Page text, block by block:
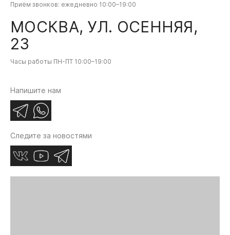
Приём звонков: ежедневно 10:00–19:00
МОСКВА, УЛ. ОСЕННЯЯ,
23
Часы работы ПН-ПТ 10:00–19:00
Напишите нам
Следите за новостями